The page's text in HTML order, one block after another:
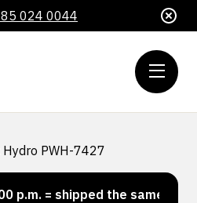
024 0044
Hydro PWH-7427
= shipped the same day